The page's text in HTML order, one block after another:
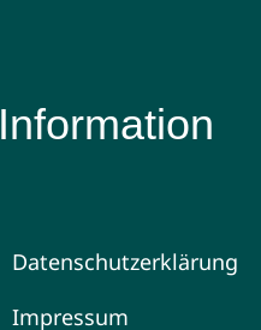
Information
Datenschutzerklärung
Impressum